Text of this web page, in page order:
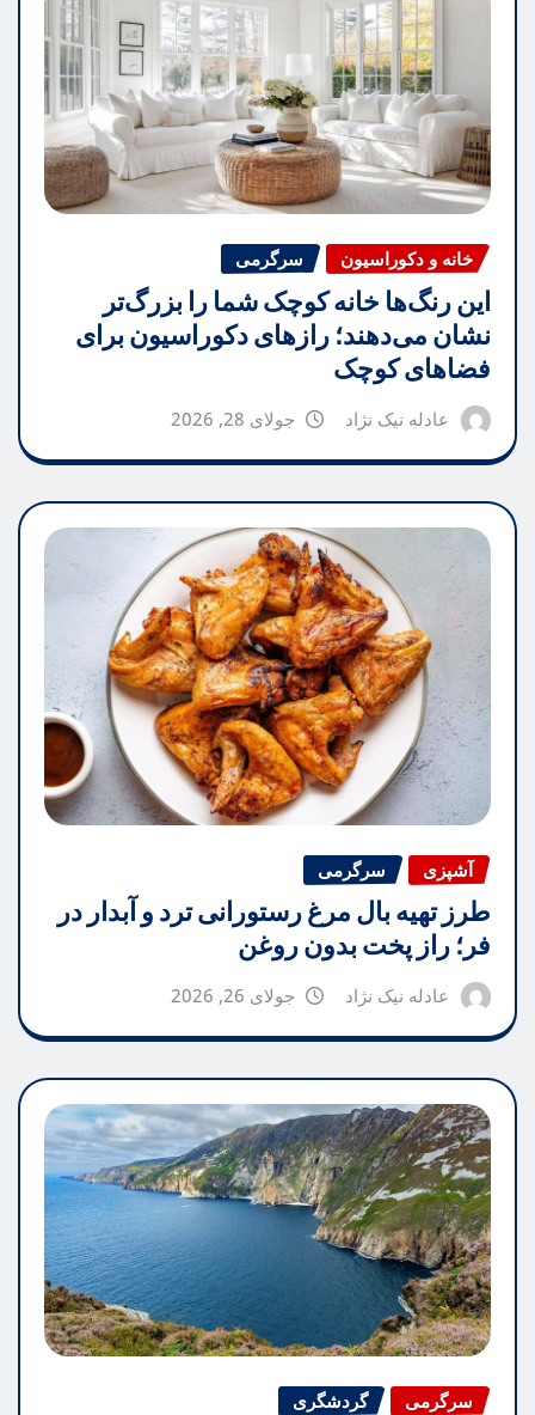
خانه و دکوراسیون سرگرمی
این رنگ‌ها خانه کوچک شما را بزرگ‌تر
نشان می‌دهند؛ رازهای دکوراسیون برای
فضاهای کوچک
عادله نیک نژاد جولای 28, 2026
آشپزی سرگرمی
طرز تهیه بال مرغ رستورانی ترد و آبدار در
فر؛ راز پخت بدون روغن
عادله نیک نژاد جولای 26, 2026
سرگرمی گردشگری